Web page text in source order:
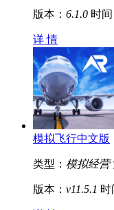
版本： 6.1.0 时间
详 情
模拟飞行中文版
类型： 模拟经营
版本： v11.5.1 时